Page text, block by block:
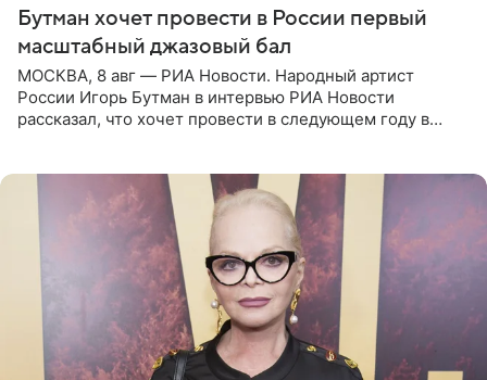
Бутман хочет провести в России первый
масштабный джазовый бал
МОСКВА, 8 авг — РИА Новости. Народный артист
России Игорь Бутман в интервью РИА Новости
рассказал, что хочет провести в следующем году в